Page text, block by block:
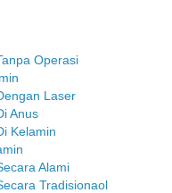
Operasi
Laser
Anus
Kelamin
Alami
Tradisionaol